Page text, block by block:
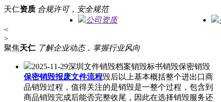
天仁资质 合规许可，安全规范
公司资质
<
>
聚焦天仁 了解企业动态，掌握行业风向
2025-11-29深圳文件销毁档案销毁标书销毁保密销毁
保密销毁报废文件流程毁后以上基本概括整个进出口商
品销毁过程，值得关注的是销毁是一整个过程，包含到
商品销毁完成后能否完整收尾，因此在选择销毁服务还